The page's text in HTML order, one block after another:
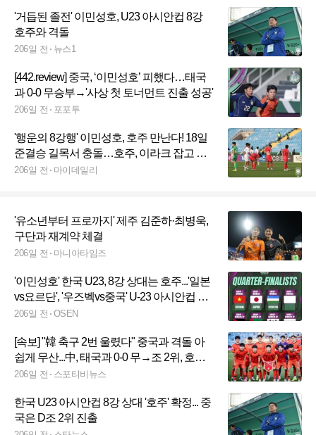
'거듭된 졸전' 이민성호, U23 아시안컵 8강
호주와 격돌
206일 전 뉴스1
[442.review] 중국, ‘이민성호’ 피했다…태국
과 0-0 무승부→'사상 첫 토너먼트 진출 성공'
206일 전 포포투
'행운의 8강행' 이민성호, 호주 만난다! 18일
준결승 길목서 충돌…호주, 이라크 잡고 기
사회생[U23아시안컵]
206일 전 마이데일리
'유소년부터 프로까지' 제주 김준하·최병욱,
구단과 재계약 체결
206일 전 마니아타임즈
'이민성호' 한국 U23, 8강 상대는 호주...'일본
vs요르단', '우즈벡vs중국' U-23 아시안컵 대
진 확정
206일 전 OSEN
[속보] "韓 축구 2번 울렸다" 중국과 격돌 아
쉽게 무산...中, 태국과 0-0 무→조 2위, 호주
가 조 1위 진출로 '한국과 8강전'
206일 전 스포티비뉴스
한국 U23 아시안컵 8강 상대 '호주' 확정... 중
국은 D조 2위 진출